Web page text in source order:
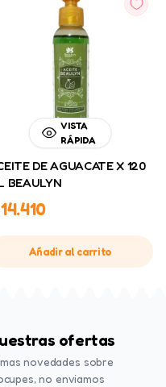
VISTA
RÁPIDA
DE AGUACATE X 120
BEAULYN
14.410
Añadir al carrito
ofertas
novedades sobre
no enviamos